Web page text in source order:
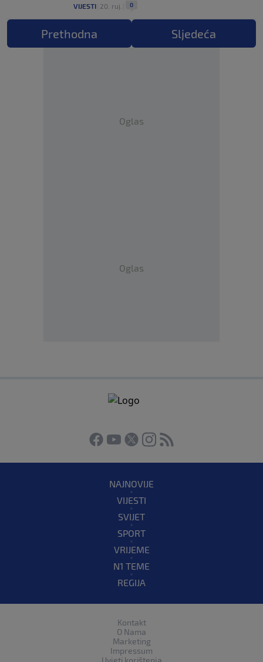
VIJESTI 20. ruj. 0
Prethodna Sljedeća
Oglas
Oglas
NAJNOVIJE
VIJESTI
SVIJET
SPORT
VRIJEME
N1 TEME
REGIJA
Kontakt
O Nama
Marketing
Impressum
Uvjeti korištenja